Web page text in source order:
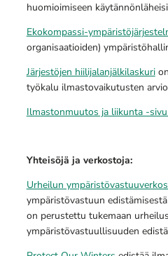
huomioimiseen
Ekokompassi-
organisaatioiden)
Järjestöjen hiilijalanjälkilaskuri
työkalu ilmastovaikutusten
Ilmastonmuutos ja liikunta -
Yhteisöjä ja verkostoja:
Urheilun
ympäristövastuun
on perustettu tukemaan
ympäristövastuullisuuden